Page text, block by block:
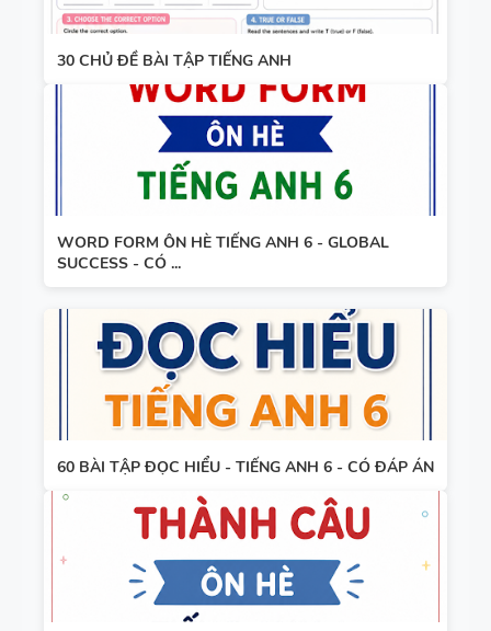
30 CHỦ ĐỀ BÀI TẬP TIẾNG ANH
WORD FORM ÔN HÈ TIẾNG ANH 6 - GLOBAL
SUCCESS - CÓ ...
60 BÀI TẬP ĐỌC HIỂU - TIẾNG ANH 6 - CÓ ĐÁP ÁN